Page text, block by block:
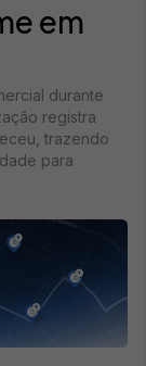
em
durante
registra
trazendo
para